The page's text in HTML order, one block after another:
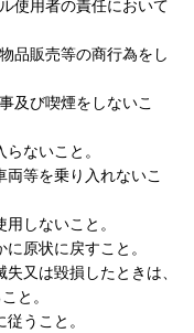
使用者の責任において
品販売等の商行為をし
及び喫煙をしないこ
ないこと。
等を乗り入れないこ
しないこと。
原状に戻すこと。
又は毀損したときは、
と。
うこと。